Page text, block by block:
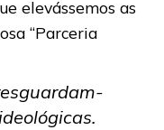
elevássemos as
“Parceria